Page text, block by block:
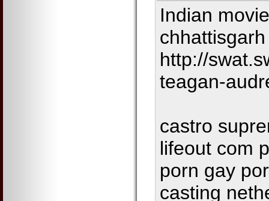
Indian
http://
teagan-
castro
lifeout com
porn gay
casting